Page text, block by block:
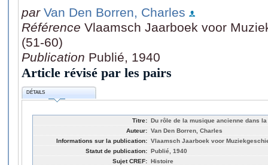
par Van Den Borren, Charles
Référence Vlaamsch Jaarboek voor
(51-60)
Publication Publié, 1940
Article révisé par les pairs
DÉTAILS
Titre: Du rôle de la musique ancienne dans
Auteur: Van Den Borren, Charles
Informations sur la publication: Vlaamsch Jaarboek voor
Statut de publication: Publié, 1940
Sujet CREF: Histoire